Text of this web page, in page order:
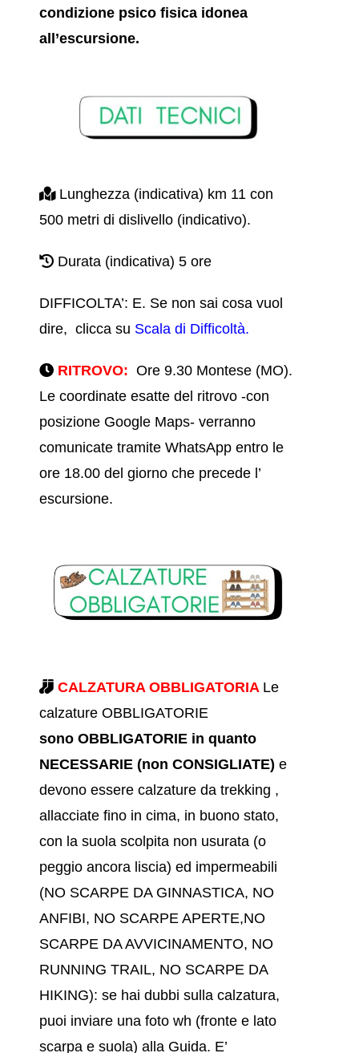
condizione psico fisica idonea
all’escursione.
Lunghezza (indicativa) km 11 con
500 metri di dislivello (indicativo).
Durata (indicativa) 5 ore
DIFFICOLTA’: E. Se non sai cosa vuol
dire, clicca su Scala di Difficoltà.
RITROVO: Ore 9.30 Montese (MO).
Le coordinate esatte del ritrovo -con
posizione Google Maps- verranno
comunicate tramite WhatsApp entro le
ore 18.00 del giorno che precede l’
escursione.
CALZATURA OBBLIGATORIA Le
calzature OBBLIGATORIE
sono OBBLIGATORIE in quanto
NECESSARIE (non CONSIGLIATE) e
devono essere calzature da trekking ,
allacciate fino in cima, in buono stato,
con la suola scolpita non usurata (o
peggio ancora liscia) ed impermeabili
(NO SCARPE DA GINNASTICA, NO
ANFIBI, NO SCARPE APERTE,NO
SCARPE DA AVVICINAMENTO, NO
RUNNING TRAIL, NO SCARPE DA
HIKING): se hai dubbi sulla calzatura,
puoi inviare una foto wh (fronte e lato
scarpa e suola) alla Guida. E’